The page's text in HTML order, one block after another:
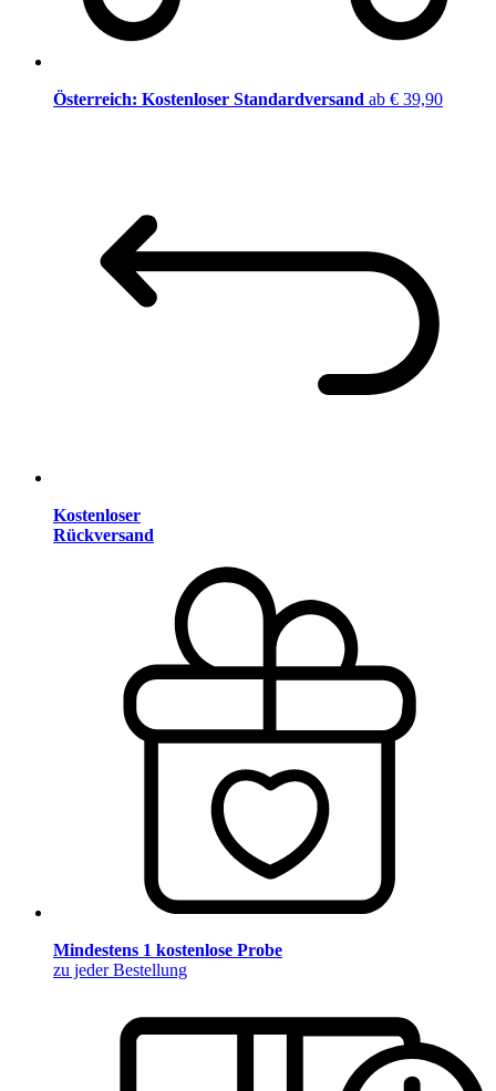
Österreich: Kostenloser Standardversand ab € 39,90
Kostenloser
Rückversand
Mindestens 1 kostenlose Probe
zu jeder Bestellung